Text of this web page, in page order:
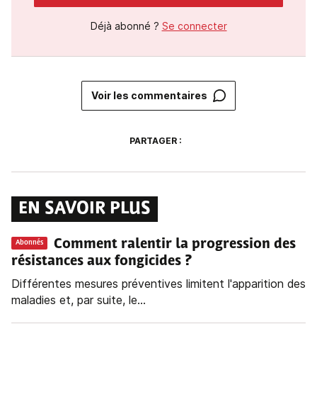
Déjà abonné ? Se connecter
Voir les commentaires
PARTAGER :
EN SAVOIR PLUS
Abonnés
Comment ralentir la progression des
résistances aux fongicides ?
Différentes mesures préventives limitent l'apparition des
maladies et, par suite, le...